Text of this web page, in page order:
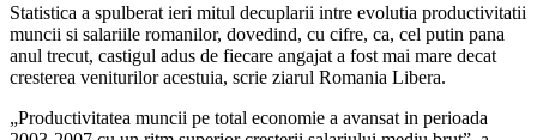
Statistica a spulberat ieri mitul decuplarii intre evolutia productivitatii
muncii si salariile romanilor, dovedind, cu cifre, ca, cel putin pana
anul trecut, castigul adus de fiecare angajat a fost mai mare decat
cresterea veniturilor acestuia, scrie ziarul Romania Libera.
„Productivitatea muncii pe total economie a avansat in perioada